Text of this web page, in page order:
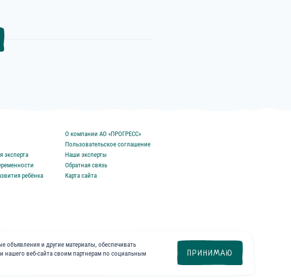
эксперта
ребёнка
О компании АО «ПРОГРЕСС»
Пользовательское соглашение
Наши эксперты
Обратная связь
Карта сайта
объявления и другие материалы, обеспечивать
нашего веб-сайта своим партнерам по социальным
ПРИНИМАЮ